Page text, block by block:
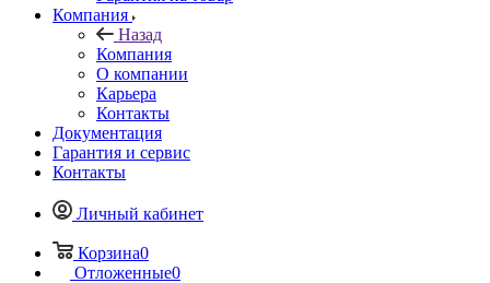
Компания
Назад
Компания
О компании
Карьера
Контакты
Документация
Гарантия и сервис
Контакты
Личный кабинет
Корзина0
Отложенные0